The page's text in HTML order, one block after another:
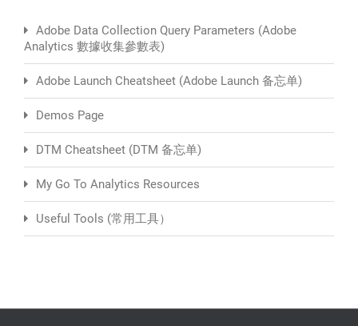
Adobe Data Collection Query Parameters (Adobe
Analytics 數據收集參數表)
Adobe Launch Cheatsheet (Adobe Launch 备忘单)
Demos Page
DTM Cheatsheet (DTM 备忘单)
My Go To Analytics Resources
Useful Tools (常用工具）